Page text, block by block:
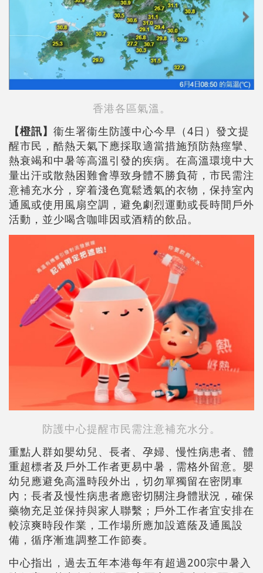
香港各區氣溫。
【橙訊】 衞生署衞生防護中心今早（4日）發文提
醒市民，酷熱天氣下應採取適當措施預防熱痙攣、
熱衰竭和中暑等高溫引發的疾病。在高溫環境中大
量出汗或散熱困難會導致身體不勝負荷，市民需注
意補充水分，穿着淺色寬鬆透氣的衣物，保持室內
通風或使用風扇空調，避免劇烈運動或長時間戶外
活動，並少喝含咖啡因或酒精的飲品。
防護中心提醒市民需注意補充水分。
重點人群如嬰幼兒、長者、孕婦、慢性病患者、體
重超標者及戶外工作者更易中暑，需格外留意。嬰
幼兒應避免高溫時段外出，切勿單獨留在密閉車
內；長者及慢性病患者應密切關注身體狀況，確保
藥物充足並保持與家人聯繫；戶外工作者宜安排在
較涼爽時段作業，工作場所應加設遮蔭及通風設
備，循序漸進調整工作節奏。
中心指出，過去五年本港每年有超過200宗中暑入